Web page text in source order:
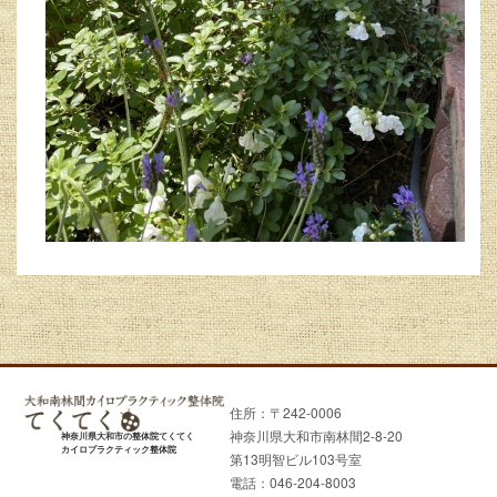
神奈川県大和市の整体院てくてく
カイロプラクティック整体院
住所：〒242-0006
神奈川県大和市南林間2-8-20
第13明智ビル103号室
電話：046-204-8003